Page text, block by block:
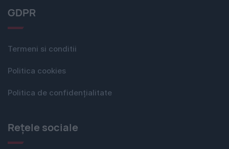
GDPR
Termeni si conditii
Politica cookies
Politica de confidențialitate
Rețele sociale